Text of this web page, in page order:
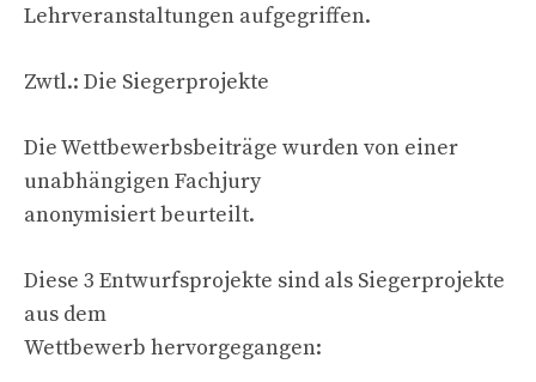
Lehrveranstaltungen aufgegriffen.
Zwtl.: Die Siegerprojekte
Die Wettbewerbsbeiträge wurden von einer
unabhängigen Fachjury
anonymisiert beurteilt.
Diese 3 Entwurfsprojekte sind als Siegerprojekte
aus dem
Wettbewerb hervorgegangen: